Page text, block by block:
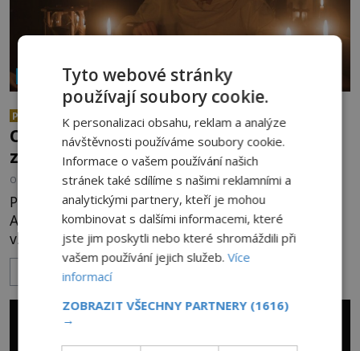
NÁBOŽENSTVÍ A OKULTISMUS
PREMIUM
Abramelinova magická kniha:
Obsahuje mocná kabalistická
zaříkávadla?
OD ANDREA ŠULCOVÁ 22.7.2026 3.5TIS
Prostorná studovna židovského vzdělance
Abrahama z Wormsu je napěchovaná až po strop
vzácnými spisy. Vousatý učenec sedí za stolem a
před sebou má rozložený jeden z nejzáhadnějších
magických textů. Jde o Abramelinův grimoár, který
sám sepsal. Skutečně do něj zaznamenal mocná
kouzla, jak si někteří myslí, nebo jde o pouhou
pověru? Už šest měsíců pobývá
ZOBRAZIT VÍCE
Tyto webové stránky
používají soubory cookie.
K personalizaci obsahu, reklam a analýze
návštěvnosti používáme soubory cookie.
Informace o vašem používání našich
stránek také sdílíme s našimi reklamními a
analytickými partnery, kteří je mohou
kombinovat s dalšími informacemi, které
jste jim poskytli nebo které shromáždili při
vašem používání jejich služeb.Více
informací
ZOBRAZIT VŠECHNY PARTNERY (1616)
→